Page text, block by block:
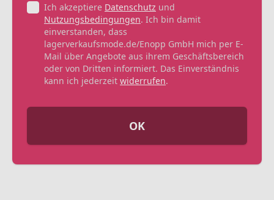
Ich akzeptiere Datenschutz und
Nutzungsbedingungen. Ich bin damit
einverstanden, dass
lagerverkaufsmode.de/Enopp GmbH mich per E-
Mail über Angebote aus ihrem Geschäftsbereich
oder von Dritten informiert. Das Einverständnis
kann ich jederzeit widerrufen.
OK